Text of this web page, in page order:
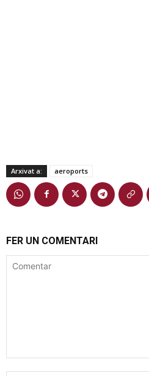
Arxivat a: aeroports
FER UN COMENTARI